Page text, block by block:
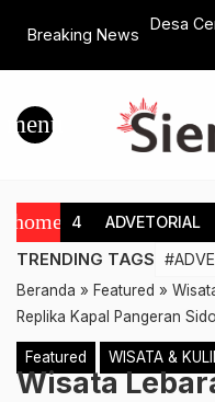
Breaking News
Hingga 1 M,
Kuliah Di
Desa
Desa
menu
home 4 ADVETORIAL
TRENDING TAGS
Beranda » Featured »
Replika Kapal Pangeran
Featured WISATA &
Wisata